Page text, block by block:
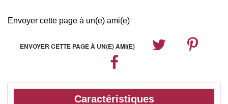
Envoyer cette page à un(e) ami(e)
ENVOYER CETTE PAGE À UN(E) AMI(E)
Caractéristiques